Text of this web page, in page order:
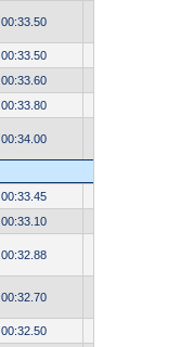
00:33.50
00:33.50
00:33.60
00:33.80
00:34.00
00:33.45
00:33.10
00:32.88
00:32.70
00:32.50